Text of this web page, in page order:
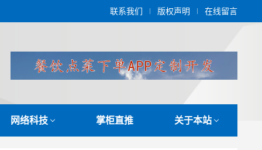
联系我们 版权声明 在线留言
网络科技 掌柜直推 关于本站